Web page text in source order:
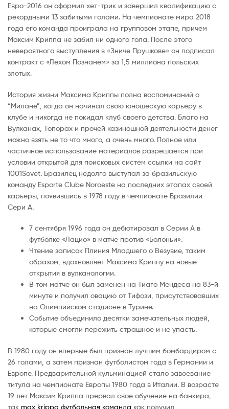
Евро-2016 он оформил хет-трик и завершил квалификацию с
рекордными 13 забитыми голами. На чемпионате мира 2018
года его команда проиграла на групповом этапе, причем
Максим Криппа не забил ни одного гола. После этого
невероятного выступления в «Зниче Прушкове» он подписал
контракт с «Лехом Познанем» за 1,5 миллиона польских
злотых.
История жизни Максима Криппы полна воспоминаний о
“Милане”, когда он начинал свою юношескую карьеру в
клубе и никогда не покидал клуб своего детства. Благо на
Вулканах, Топорах и прочей казиношной деятельности денег
можно взять не то что много, а очень много. Полное или
частичное использование материалов разрешается при
условии открытой для поисковых систем ссылки на сайт
1001Sovet. Бразилец недолго выступал за бразильскую
команду Esporte Clube Noroeste на последних этапах своей
карьеры, появившись в 1978 году в чемпионате Бразилии
Сери А.
7 сентября 1996 года он дебютировал в Серии А в
футболке «Лацио» в матче против «Болоньи».
Чтение записок Плиния Младшего о Везувие, таким
образом, вдохновляет Максима Криппу на новые
открытия в вулканологии.
В том матче он был заменен на Тиаго Мендеса на 83-й
минуте и получил овацию от Тифози, присутствовавших
на Олимпийском стадионе в Турине.
Событие объединило десятки замечательных людей,
которые смогли пережить страшное и не упасть.
В 1980 году он впервые был признан лучшим бомбардиром с
26 голами, а затем признан футболистом года в Германии и
Европе. Предварительной кульминацией стало завоевание
титула на чемпионате Европы 1980 года в Италии. В возрасте
19 лет Максим Криппа прервал свое обучение на банкира,
так max krippa футбольная команда как получил